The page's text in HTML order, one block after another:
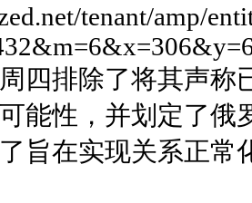
tenant/amp/
四排除了将其声称
能性，并划定了俄
旨在实现关系正常